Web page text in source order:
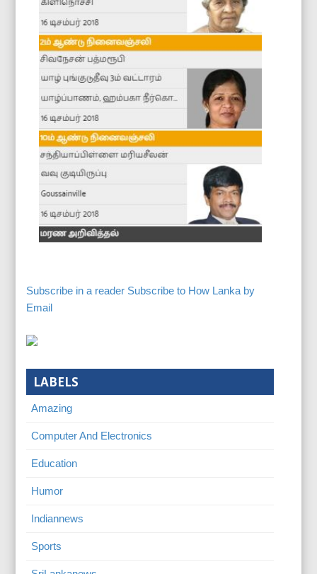
Subscribe in a reader Subscribe to How Lanka by
Email
LABELS
Amazing
Computer And Electronics
Education
Humor
Indiannews
Sports